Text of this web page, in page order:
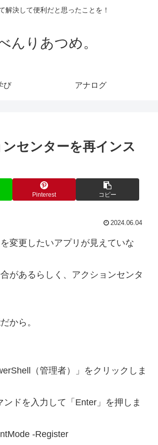
解決して便利だと思ったことを！
んりあつめ。
び アナログ
センターを再インス
Pinterest コピー
2024.06.04
変更したいアプリが見えていな
があるらしく、アクションセンタ
から。
（管理者）」をクリックしま
ドを入力して「Enter」を押しま
-Register